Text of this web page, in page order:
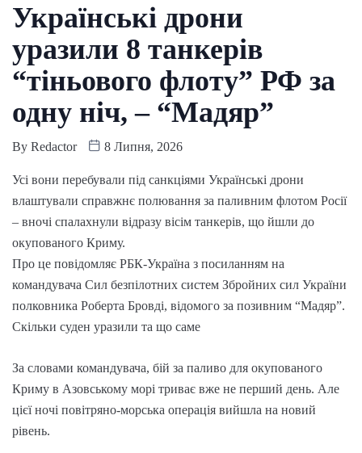
Українські дрони
уразили 8 танкерів
“тіньового флоту” РФ за
одну ніч, – “Мадяр”
By Redactor 8 Липня, 2026
Усі вони перебували під санкціями Українські дрони
влаштували справжнє полювання за паливним флотом Росії
– вночі спалахнули відразу вісім танкерів, що йшли до
окупованого Криму.
Про це повідомляє РБК-Україна з посиланням на
командувача Сил безпілотних систем Збройних сил України
полковника Роберта Бровді, відомого за позивним “Мадяр”.
Скільки суден уразили та що саме
За словами командувача, бій за паливо для окупованого
Криму в Азовському морі триває вже не перший день. Але
цієї ночі повітряно-морська операція вийшла на новий
рівень.